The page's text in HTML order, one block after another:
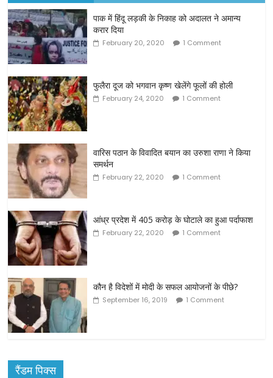
पाक में हिंदू लड़की के निकाह को अदालत ने अमान्य
करार दिया
February 20, 2020 1 Comment
फुलैरा दूज को भगवान कृष्ण खेलेंगे फूलों की होली
February 24, 2020 1 Comment
वारिस पठान के विवादित बयान का उरुशा राणा ने किया
समर्थन
February 22, 2020 1 Comment
आंध्र प्रदेश में 405 करोड़ के घोटाले का हुआ पर्दाफाश
February 22, 2020 1 Comment
कौन है विदेशों में मोदी के सफल आयोजनों के पीछे?
September 16, 2019 1 Comment
रैंडम पिक्स